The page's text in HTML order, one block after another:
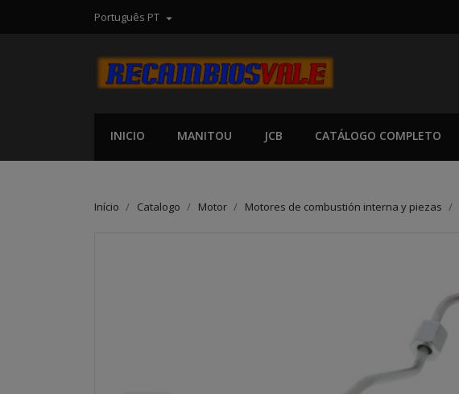
Português PT 
INICIO MANITOU JCB CATÁLOGO COMPLETO
Início Catalogo Motor Motores de combustión interna y piezas